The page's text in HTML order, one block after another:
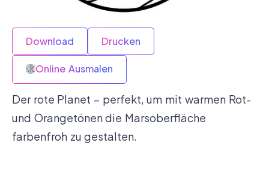
Download Drucken
Online Ausmalen
Der rote Planet – perfekt, um mit warmen Rot-
und Orangetönen die Marsoberfläche
farbenfroh zu gestalten.